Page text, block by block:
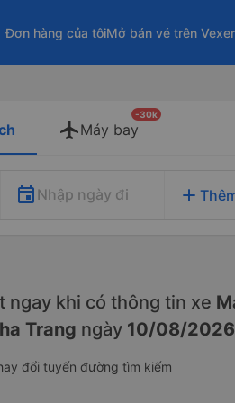
Đơn hàng của tôiMở bán vé trên
Máy bay
-30k
Nhập ngày đi add
ngay khi có thông tin xe
Trang ngày 10/08/2026
đổi tuyến đường tìm kiếm